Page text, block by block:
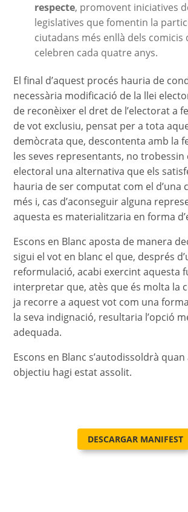
respecte, promovent iniciatives
legislatives que fomentin la
ciutadans més enllà dels comicis
celebren cada quatre anys.
El final d’aquest procés hauria de
necessària modificació de la llei
de reconèixer el dret de l’electorat a
de vot exclusiu, pensat per a tota
demòcrata que, descontenta amb la
les seves representants, no trobessin
electoral una alternativa que els
hauria de ser computat com el d’una
més i, cas d’aconseguir alguna
aquesta es materialitzaria en forma
Escons en Blanc aposta de manera
sigui el vot en blanc el que, després
reformulació, acabi exercint aquesta
interpretar que, atès que és molta la
ja recorre a aquest vot com una
la seva indignació, resultaria l’opció
adequada.
Escons en Blanc s’autodissoldrà
objectiu hagi estat assolit.
DESCARGAR MANIFEST